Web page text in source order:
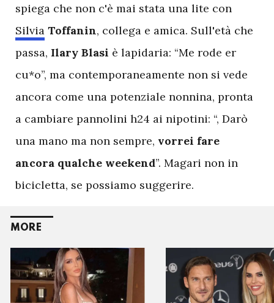
spiega che non c'è mai stata una lite con
Silvia Toffanin, collega e amica. Sull'età che
passa, Ilary Blasi è lapidaria: “Me rode er
cu*o”, ma contemporaneamente non si vede
ancora come una potenziale nonnina, pronta
a cambiare pannolini h24 ai nipotini: “, Darò
una mano ma non sempre, vorrei fare
ancora qualche weekend”. Magari non in
bicicletta, se possiamo suggerire.
MORE